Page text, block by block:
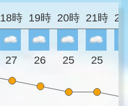
18時 19時 20時 21時
27 26 25 25